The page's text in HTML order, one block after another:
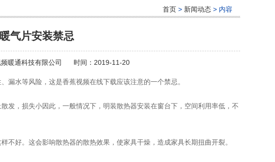
首页 > 新闻动态 > 内容
气片安装禁忌
暖通科技有限公司 时间：2019-11-20
漏水等风险，这是香蕉视频在线下载应该注意的一个禁忌。
发，损失小因此，一般情况下，明装散热器安装在窗台下，空间利用率低，不
不好。这会影响散热器的散热效果，使家具干燥，造成家具长期扭曲开裂。